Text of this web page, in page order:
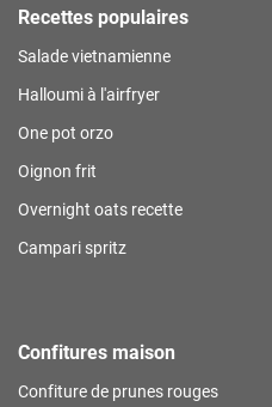
Recettes populaires
Salade vietnamienne
Halloumi à l'airfryer
One pot orzo
Oignon frit
Overnight oats recette
Campari spritz
Confitures maison
Confiture de prunes rouges